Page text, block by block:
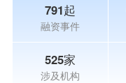
791起
融资事件
525家
涉及机构